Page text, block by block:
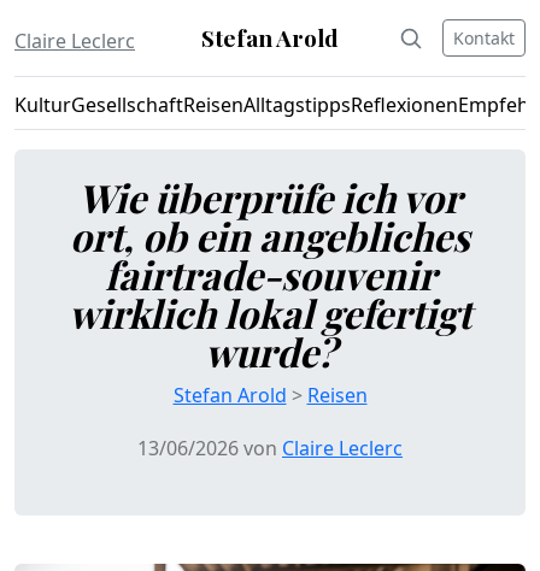
Claire Leclerc Stefan Arold Kontakt
KulturGesellschaftReisenAlltagstippsReflexionen
Wie überprüfe ich vor
ort, ob ein angebliches
fairtrade-souvenir
wirklich lokal gefertigt
wurde?
Stefan Arold > Reisen
13/06/2026 von Claire Leclerc